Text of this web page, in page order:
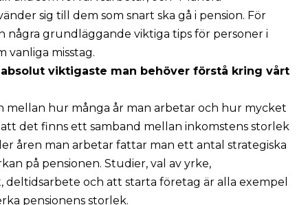
sig till dem som snart ska gå i pension. För
några grundläggande viktiga tips för personer i
vanliga misstag.
viktigaste man behöver förstå kring vårt
mellan hur många år man arbetar och hur mycket
att det finns ett samband mellan inkomstens storlek
åren man arbetar fattar man ett antal strategiska
på pensionen. Studier, val av yrke,
och att starta företag är alla exempel
pensionens storlek.